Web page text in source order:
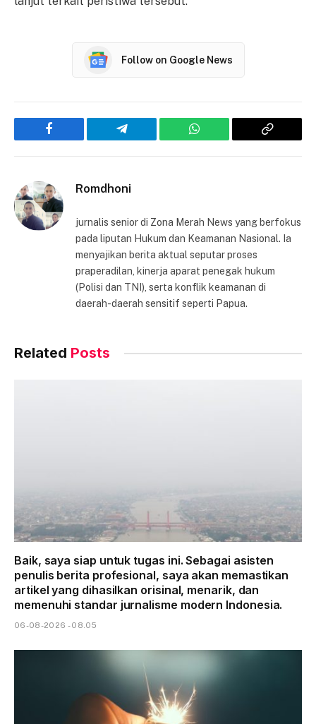
Follow on Google News
Facebook Telegram WhatsApp
Copy
Romdhoni
jurnalis senior di Zona Merah News yang berfokus
pada liputan Hukum dan Keamanan Nasional. Ia
menyajikan berita aktual seputar proses
praperadilan, kinerja aparat penegak hukum
(Polisi dan TNI), serta konflik keamanan di
daerah-daerah sensitif seperti Papua.
Related Posts
Baik, saya siap untuk tugas ini. Sebagai asisten
penulis berita profesional, saya akan memastikan
artikel yang dihasilkan orisinal, menarik, dan
memenuhi standar jurnalisme modern Indonesia.
06-08-2026 - 08.05